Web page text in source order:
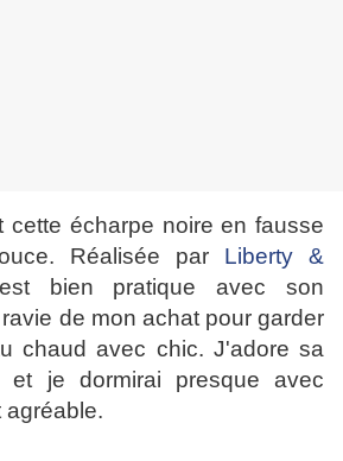
cette écharpe noire en fausse
Réalisée par Liberty &
bien pratique avec son
de mon achat pour garder
chaud avec chic. J'adore sa
et je dormirai presque avec
agréable.